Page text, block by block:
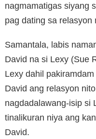
nagmamatigas siyang
pag dating sa relasyon
Samantala, labis
David na si Lexy (Sue
Lexy dahil
David ang relasyon
nagdadalawang-isip si
tinalikuran niya ang
David.